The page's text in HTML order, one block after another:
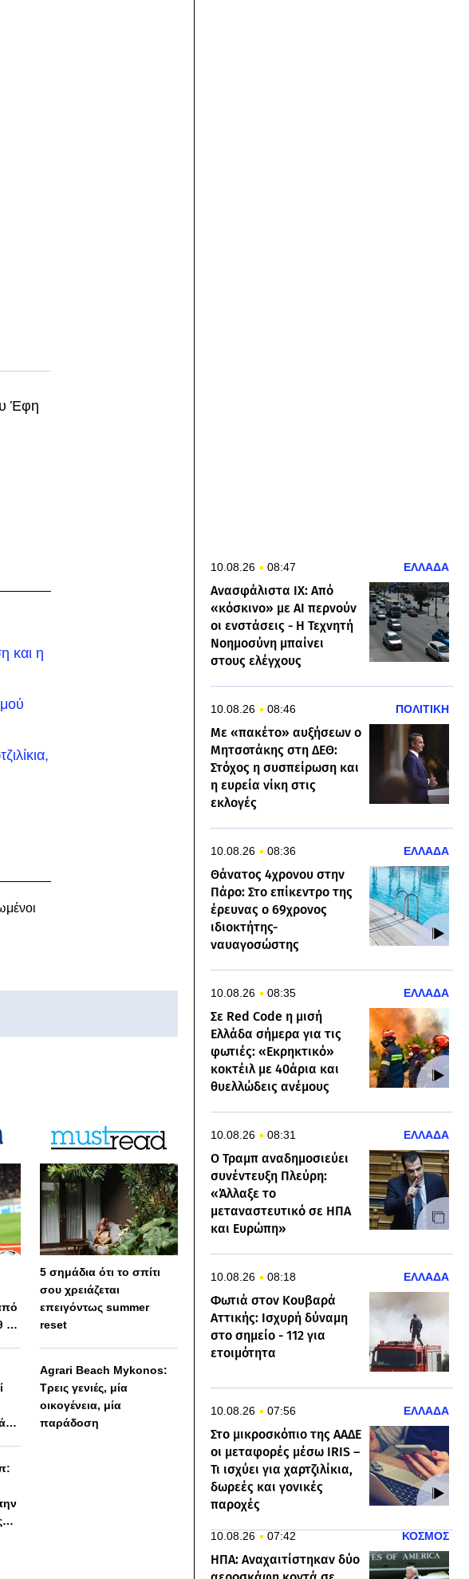
Έφη
και η
ο
5 σημάδια ότι το σπίτι
σου χρειάζεται
επειγόντως summer
reset
Agrari Beach Mykonos:
Τρεις γενιές, μία
οικογένεια, μία
παράδοση
10.08.26 08:47 ΕΛΛΑΔΑ
Ανασφάλιστα ΙΧ: Από
«κόσκινο» με AI περνούν
οι ενστάσεις - Η Τεχνητή
Νοημοσύνη μπαίνει
στους ελέγχους
10.08.26 08:46 ΠΟΛΙΤΙΚΗ
Με «πακέτο» αυξήσεων ο
Μητσοτάκης στη ΔΕΘ:
Στόχος η συσπείρωση και
η ευρεία νίκη στις
εκλογές
10.08.26 08:36 ΕΛΛΑΔΑ
Θάνατος 4χρονου στην
Πάρο: Στο επίκεντρο της
έρευνας ο 69χρονος
ιδιοκτήτης-
ναυαγοσώστης
10.08.26 08:35 ΕΛΛΑΔΑ
Σε Red Code η μισή
Ελλάδα σήμερα για τις
φωτιές: «Εκρηκτικό»
κοκτέιλ με 40άρια και
θυελλώδεις ανέμους
10.08.26 08:31 ΕΛΛΑΔΑ
Ο Τραμπ αναδημοσιεύει
συνέντευξη Πλεύρη:
«Άλλαξε το
μεταναστευτικό σε ΗΠΑ
και Ευρώπη»
10.08.26 08:18 ΕΛΛΑΔΑ
Φωτιά στον Κουβαρά
Αττικής: Ισχυρή δύναμη
στο σημείο - 112 για
ετοιμότητα
10.08.26 07:56 ΕΛΛΑΔΑ
Στο μικροσκόπιο της ΑΑΔΕ
οι μεταφορές μέσω IRIS –
Τι ισχύει για χαρτζιλίκια,
δωρεές και γονικές
παροχές
10.08.26 07:42 ΚΟΣΜΟΣ
ΗΠΑ: Αναχαιτίστηκαν δύο